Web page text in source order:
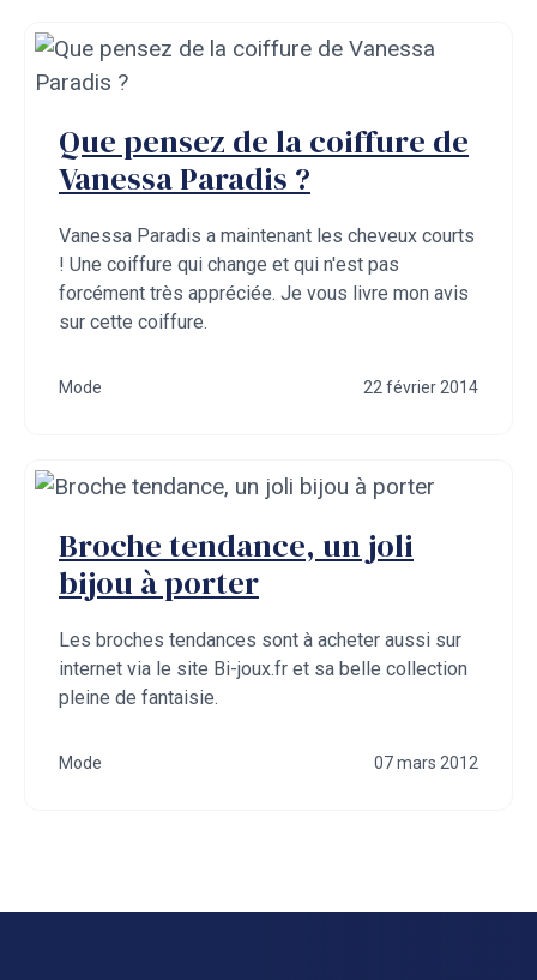
Que pensez de la coiffure de
Vanessa Paradis ?
Vanessa Paradis a maintenant les cheveux courts
! Une coiffure qui change et qui n'est pas
forcément très appréciée. Je vous livre mon avis
sur cette coiffure.
Mode 22 février 2014
Broche tendance, un joli
bijou à porter
Les broches tendances sont à acheter aussi sur
internet via le site Bi-joux.fr et sa belle collection
pleine de fantaisie.
Mode 07 mars 2012